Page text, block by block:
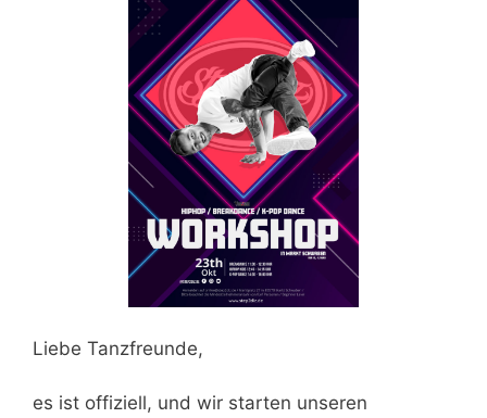
Liebe Tanzfreunde,
es ist offiziell, und wir starten unseren